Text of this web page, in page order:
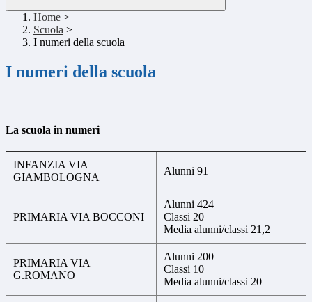
Home >
Scuola >
I numeri della scuola
I numeri della scuola
La scuola in numeri
INFANZIA VIA
GIAMBOLOGNA
Alunni 91
PRIMARIA VIA BOCCONI
Alunni 424
Classi 20
Media alunni/classi 21,2
PRIMARIA VIA
G.ROMANO
Alunni 200
Classi 10
Media alunni/classi 20